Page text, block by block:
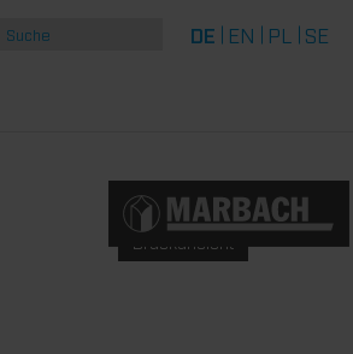
DE EN PL SE
Druckansicht